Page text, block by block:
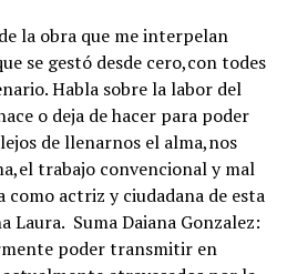
la obra que me interpelan
se gestó desde cero,con todes
Habla sobre la labor del
o deja de hacer para poder
de llenarnos el alma,nos
trabajo convencional y mal
como actriz y ciudadana de esta
Laura. Suma Daiana Gonzalez:
poder transmitir en